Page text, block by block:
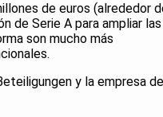
de euros (alrededor
de Serie A para ampliar las
son mucho más
y la empresa de